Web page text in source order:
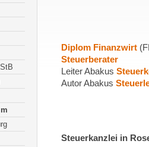
Diplom Finanzwirt
Steuerberater
Leiter Abakus
Autor Abakus
Steuerkanzlei in